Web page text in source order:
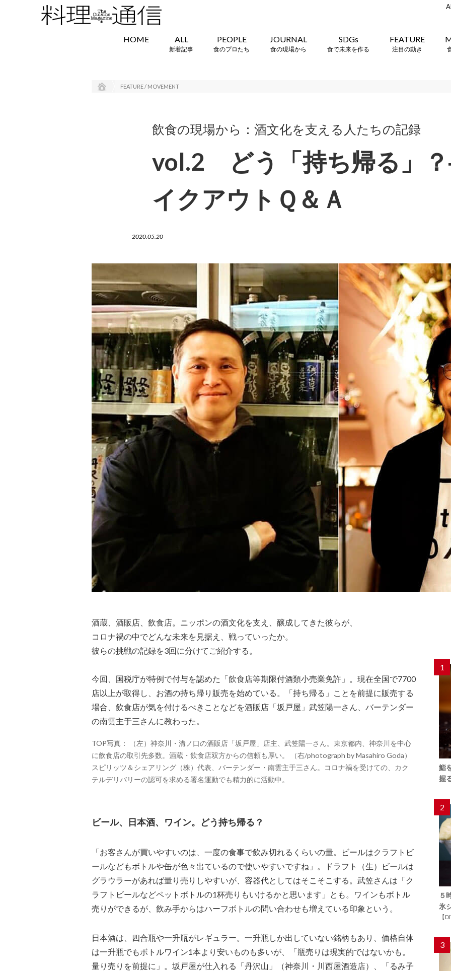
HOME ALL
新着記事
PEOPLE
食のプロたち
JOURNAL
食の現場から
SDGs
食で未来を作る
FEATURE
注目の動き
FEATURE / MOVEMENT
飲食の現場から：酒文化を支える人たちの記録
vol.2 どう「持ち帰る」
イクアウトＱ＆Ａ
2020.05.20
酒蔵、酒販店、飲食店。ニッポンの酒文化を支え、醸成してきた彼らが、
コロナ禍の中でどんな未来を見据え、戦っていったか。
彼らの挑戦の記録を3回に分けてご紹介する。
今回、国税庁が特例で付与を認めた「飲食店等期限付酒類小売業免許」。現在全国で7700
店以上が取得し、お酒の持ち帰り販売を始めている。「持ち帰る」ことを前提に販売する
場合、飲食店が気を付けるべきことなどを酒販店「坂戸屋」武笠陽一さん、バーテンダー
の南雲主于三さんに教わった。
TOP写真： （左）神奈川・溝ノ口の酒販店「坂戸屋」店主、武笠陽一さん。東京都内、神奈川を中心
に飲食店の取引先多数。酒蔵・飲食店双方からの信頼も厚い。 （右/photograph by Masahiro Goda）
スピリッツ＆シェアリング（株）代表、バーテンダー・南雲主于三さん。コロナ禍を受けての、カク
テルデリバリーの認可を求める署名運動でも精力的に活動中。
ビール、日本酒、ワイン。どう持ち帰る？
「お客さんが買いやすいのは、一度の食事で飲み切れるくらいの量。ビールはクラフトビ
ールなどもボトルや缶が色々出ているので使いやすいですね」。ドラフト（生）ビールは
グラウラーがあれば量り売りしやすいが、容器代としてはそこそこする。武笠さんは「ク
ラフトビールなどペットボトルの1杯売りもいけるかと思います」とも。ワインもボトル
売りができるが、飲み手からはハーフボトルの問い合わせも増えている印象という。
日本酒は、四合瓶や一升瓶がレギュラー。一升瓶しか出していない銘柄もあり、価格自体
は一升瓶でもボトルワイン1本より安いものも多いが、「瓶売りは現実的ではないかも。
量り売りを前提に」。坂戸屋が仕入れる「丹沢山」（神奈川・川西屋酒造店）、「るみ子
1
鮨
握
2
５
氷
【
3